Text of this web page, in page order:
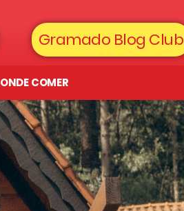
Gramado Blog Club
ONDE COMER